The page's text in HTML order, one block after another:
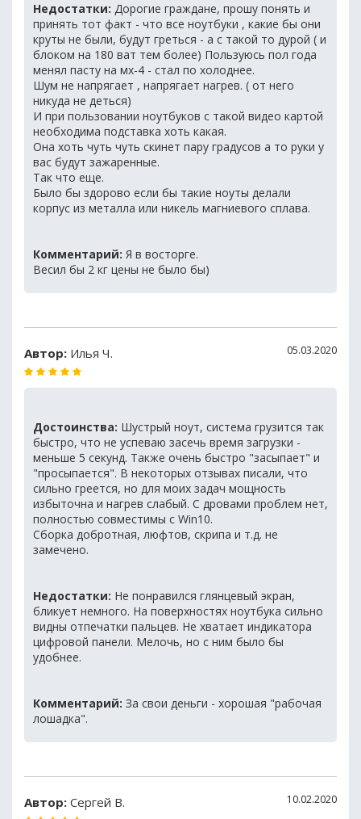
Недостатки: Дорогие граждане, прошу понять и
принять тот факт - что все ноутбуки , какие бы они
круты не были, будут греться - а с такой то дурой ( и
блоком на 180 ват тем более) Пользуюсь пол года
менял пасту на мх-4 - стал по холоднее.
Шум не напрягает , напрягает нагрев. ( от него
никуда не деться)
И при пользовании ноутбуков с такой видео картой
необходима подставка хоть какая.
Она хоть чуть чуть скинет пару градусов а то руки у
вас будут зажаренные.
Так что еще.
Было бы здорово если бы такие ноуты делали
корпус из металла или никель магниевого сплава.
Комментарий: Я в восторге.
Весил бы 2 кг цены не было бы)
Автор: Илья Ч. 05.03.2020
Достоинства: Шустрый ноут, система грузится так
быстро, что не успеваю засечь время загрузки -
меньше 5 секунд. Также очень быстро "засыпает" и
"просыпается". В некоторых отзывах писали, что
сильно греется, но для моих задач мощность
избыточна и нагрев слабый. С дровами проблем нет,
полностью совместимы с Win10.
Сборка добротная, люфтов, скрипа и т.д. не
замечено.
Недостатки: Не понравился глянцевый экран,
бликует немного. На поверхностях ноутбука сильно
видны отпечатки пальцев. Не хватает индикатора
цифровой панели. Мелочь, но с ним было бы
удобнее.
Комментарий: За свои деньги - хорошая "рабочая
лошадка".
Автор: Сергей В. 10.02.2020